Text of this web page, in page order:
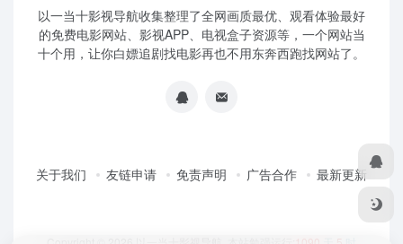
以一当十影视导航收集整理了全网画质最优、观看体验最好
的免费电影网站、影视APP、电视盒子资源等，一个网站当
十个用，让你白嫖追剧找电影再也不用东奔西跑找网站了。
关于我们 友链申请 免责声明 广告合作 最新更新